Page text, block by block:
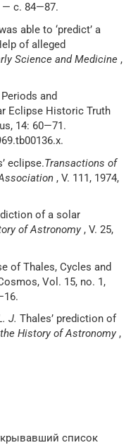
с. 84—87.
able to ‘predict’ a
of alleged
Science and Medicine ,
and
Eclipse Historic Truth
14: 60—71.
eclipse.Transactions of
, V. 111, 1974,
of a solar
of Astronomy, V. 25,
of Thales, Cycles and
Vol. 15, no. 1,
J. Thales’ prediction of
History of Astronomy,
список